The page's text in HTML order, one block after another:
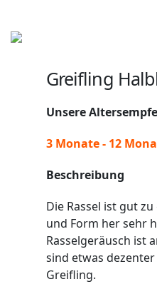
Greifling
Unsere
3 Monate - 12
Beschreibung
Die Rassel ist gut
und Form her sehr
Rasselgeräusch ist
sind etwas
Greifling.